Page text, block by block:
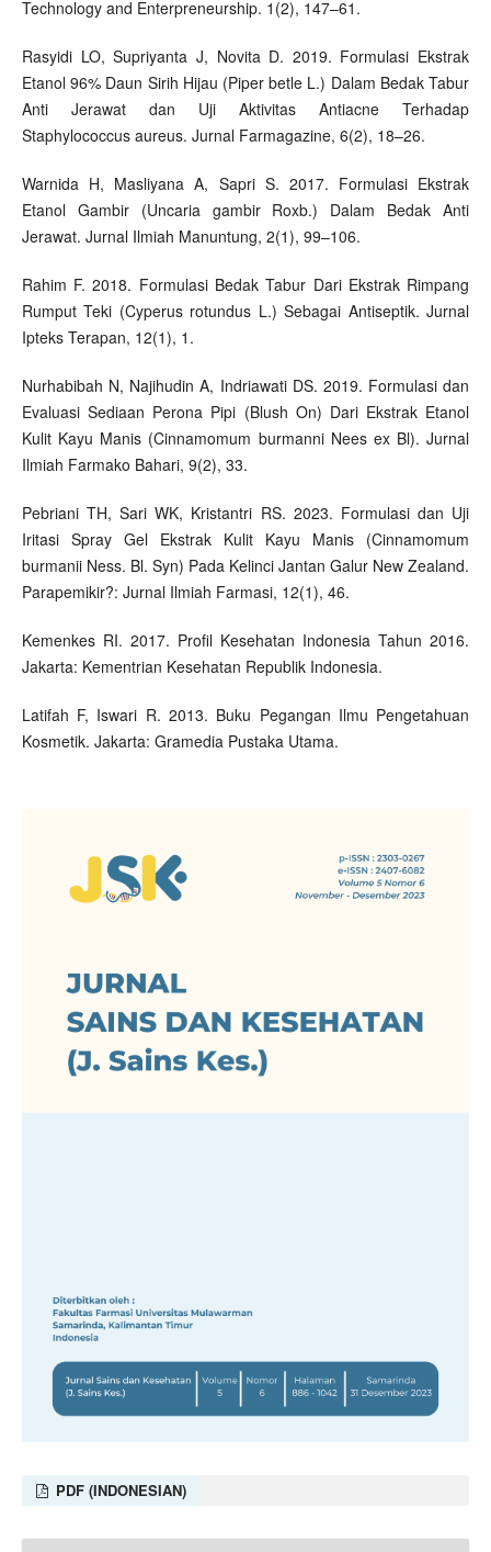
Technology and Enterpreneurship. 1(2), 147–61.
Rasyidi LO, Supriyanta J, Novita D. 2019. Formulasi Ekstrak
Etanol 96% Daun Sirih Hijau (Piper betle L.) Dalam Bedak Tabur
Anti Jerawat dan Uji Aktivitas Antiacne Terhadap
Staphylococcus aureus. Jurnal Farmagazine, 6(2), 18–26.
Warnida H, Masliyana A, Sapri S. 2017. Formulasi Ekstrak
Etanol Gambir (Uncaria gambir Roxb.) Dalam Bedak Anti
Jerawat. Jurnal Ilmiah Manuntung, 2(1), 99–106.
Rahim F. 2018. Formulasi Bedak Tabur Dari Ekstrak Rimpang
Rumput Teki (Cyperus rotundus L.) Sebagai Antiseptik. Jurnal
Ipteks Terapan, 12(1), 1.
Nurhabibah N, Najihudin A, Indriawati DS. 2019. Formulasi dan
Evaluasi Sediaan Perona Pipi (Blush On) Dari Ekstrak Etanol
Kulit Kayu Manis (Cinnamomum burmanni Nees ex Bl). Jurnal
Ilmiah Farmako Bahari, 9(2), 33.
Pebriani TH, Sari WK, Kristantri RS. 2023. Formulasi dan Uji
Iritasi Spray Gel Ekstrak Kulit Kayu Manis (Cinnamomum
burmanii Ness. Bl. Syn) Pada Kelinci Jantan Galur New Zealand.
Parapemikir?: Jurnal Ilmiah Farmasi, 12(1), 46.
Kemenkes RI. 2017. Profil Kesehatan Indonesia Tahun 2016.
Jakarta: Kementrian Kesehatan Republik Indonesia.
Latifah F, Iswari R. 2013. Buku Pegangan Ilmu Pengetahuan
Kosmetik. Jakarta: Gramedia Pustaka Utama.
PDF (INDONESIAN)